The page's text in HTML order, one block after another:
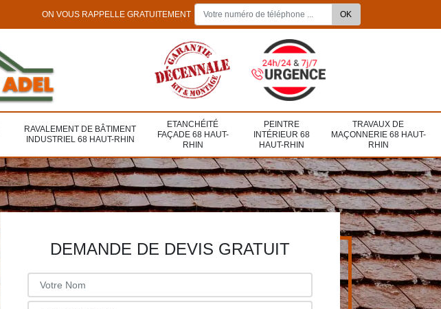
ON VOUS RAPPELLE GRATUITEMENT
RAVALEMENT DE BÂTIMENT
INDUSTRIEL 68 HAUT-RHIN
ETANCHÉITÉ
FAÇADE 68 HAUT-
RHIN
PEINTRE
INTÉRIEUR 68
HAUT-RHIN
TRAVAUX DE
MAÇONNERIE 68 HAUT-
RHIN
DEMANDE DE DEVIS GRATUIT